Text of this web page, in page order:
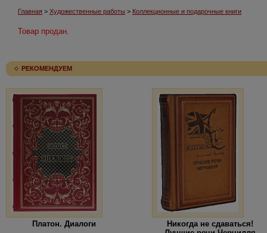
Главная > Художественные работы > Коллекционные и подарочные книги
Товар продан.
РЕКОМЕНДУЕМ
Платон. Диалоги
Никогда не сдаваться!